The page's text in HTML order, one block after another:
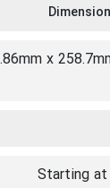
x
Starting at